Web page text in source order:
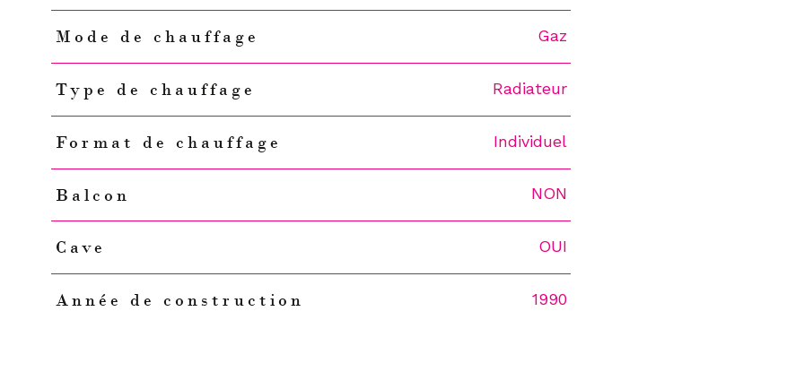
Mode de chauffage Gaz
Type de chauffage Radiateur
Format de chauffage Individuel
Balcon NON
Cave OUI
Année de construction 1990